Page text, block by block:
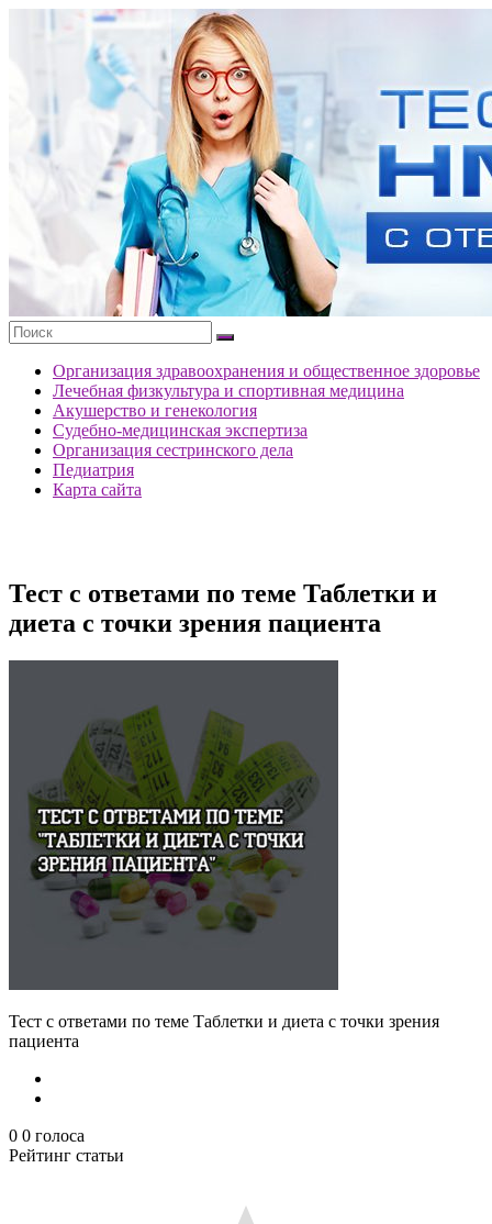
содержимому
портала
ответами
Организация здравоохранения и общественное здоровье
Лечебная физкультура и спортивная медицина
Акушерство и генекология
Судебно-медицинская экспертиза
Организация сестринского дела
Педиатрия
Карта сайта
Тест с ответами по теме Таблетки и
диета с точки зрения пациента
Тест с ответами по теме Таблетки и диета с точки зрения
пациента
0 0 голоса
Рейтинг статьи